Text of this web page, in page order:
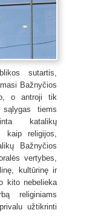
sutartis,
Bažnyčios
o antroji tik
sąlygas tiems
katalikų
religijos,
Bažnyčios
vertybes,
kultūrinę ir
kito nebelieka
religiniams
užtikrinti